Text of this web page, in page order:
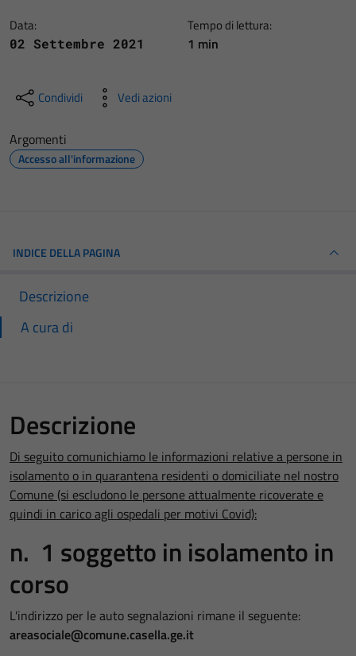
Data:
02 Settembre 2021
Tempo di lettura:
1 min
Condividi Vedi azioni
Argomenti
Accesso all'informazione
INDICE DELLA PAGINA
Descrizione
A cura di
Descrizione
Di seguito comunichiamo le informazioni relative a persone in
isolamento o in quarantena residenti o domiciliate nel nostro
Comune (si escludono le persone attualmente ricoverate e
quindi in carico agli ospedali per motivi Covid):
n. 1 soggetto in isolamento in
corso
L'indirizzo per le auto segnalazioni rimane il seguente:
areasociale@comune.casella.ge.it